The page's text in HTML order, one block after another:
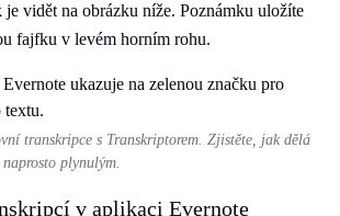
je vidět na obrázku níže. Poznámku uložíte
fajfku v levém horním rohu.
transkripce s Transkriptorem. Zjistěte, jak dělá
plynulým.
v aplikaci Evernote